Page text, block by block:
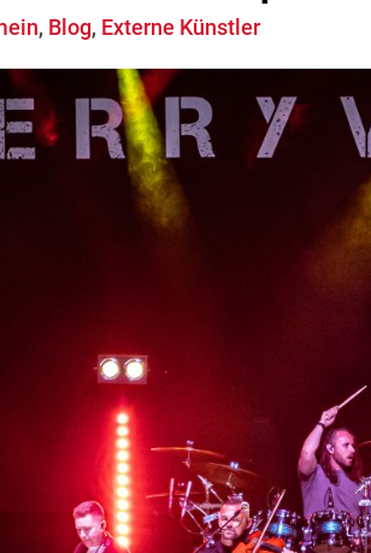
, Blog, Externe Künstler